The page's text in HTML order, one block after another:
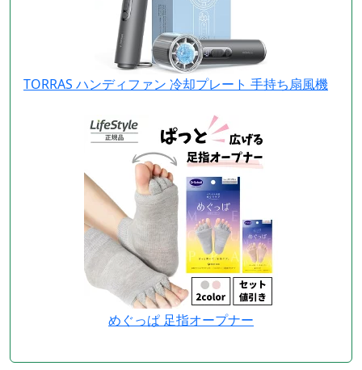
TORRAS ハンディファン 冷却プレート 手持ち扇風機
めぐっぱ 足指オープナー